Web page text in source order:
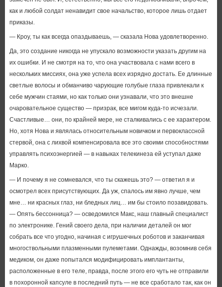
как и любой солдат ненавидит свое начальство, которое лишь отдает
приказы.
— Кроу, ты как всегда опаздываешь, — сказала Нова удовлетворенно.
Да, это создание никогда не упускало возможности указать другим на
их ошибки. И не смотря на то, что она участвовала с нами всего в
нескольких миссиях, она уже успела всех изрядно достать. Ее длинные
светлые волосы и обманчиво чарующие голубые глаза привлекали к
себе мужчин стаями, но как только они узнавали, что это внешне
очаровательное существо — призрак, все мигом куда-то исчезали.
Счастливые… они, по крайней мере, не сталкивались с ее характером.
Но, хотя Нова и являлась относительным новичком и первоклассной
стервой, она с лихвой компенсировала все это своими способностями
управлять психоэнергией — в навыках телекинеза ей уступал даже
Марко.
— И почему я не сомневался, что ты скажешь это? — ответил я и
осмотрел всех присутствующих. Да уж, спалось им явно лучше, чем
мне… ни красных глаз, ни бледных лиц… им бы стоило позавидовать.
— Опять бессонница? — осведомился Макс, наш главный специалист
по электронике. Гений своего дела, при наличии деталей он мог
собрать все что угодно, начиная с игрушечных роботов и заканчивая
многоствольными плазменными пулеметами. Однажды, возомнив себя
медиком, он даже попытался модифицировать имплантанты,
расположенные в его теле, правда, после этого его чуть не отправили
в похоронной капсуле в последний путь — не все сработало так, как он